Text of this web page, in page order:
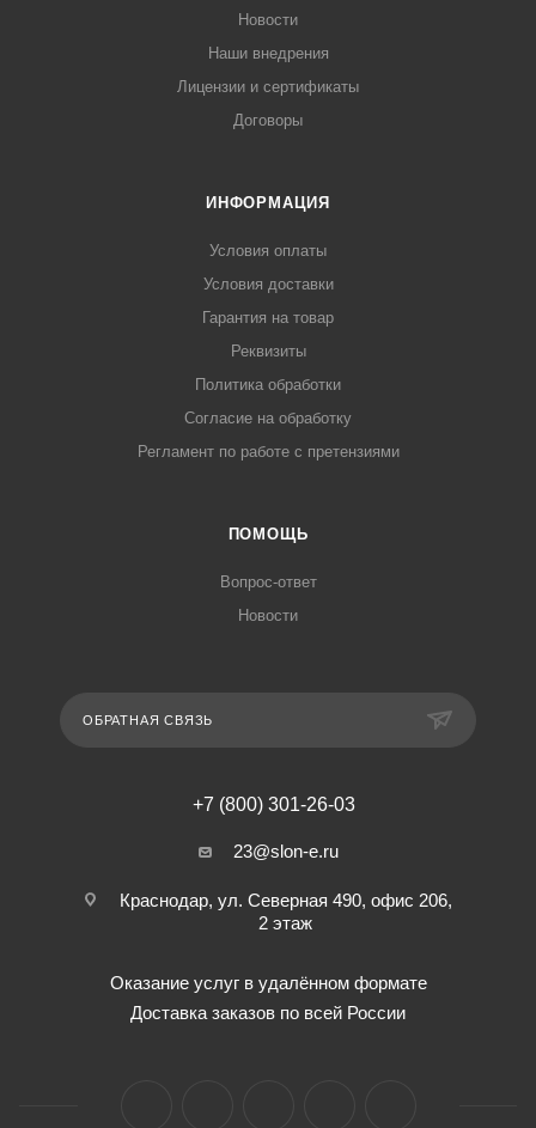
Новости
Наши внедрения
Лицензии и сертификаты
Договоры
ИНФОРМАЦИЯ
Условия оплаты
Условия доставки
Гарантия на товар
Реквизиты
Политика обработки
Согласие на обработку
Регламент по работе с претензиями
ПОМОЩЬ
Вопрос-ответ
Новости
ОБРАТНАЯ СВЯЗЬ
+7 (800) 301-26-03
23@slon-e.ru
Краснодар, ул. Северная 490, офис 206,
2 этаж
Оказание услуг в удалённом формате
Доставка заказов по всей России